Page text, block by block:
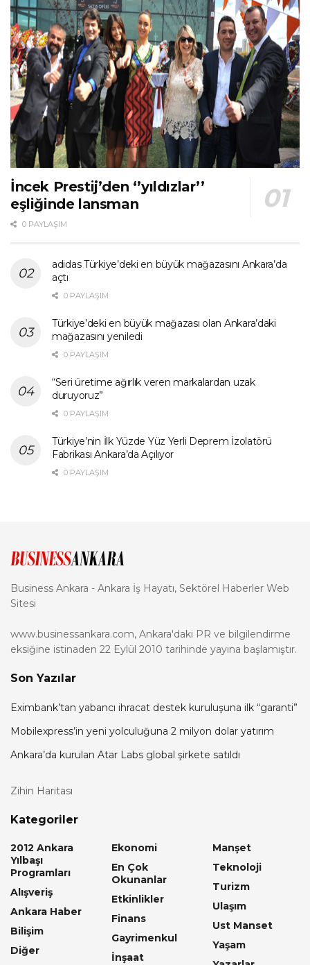
İncek Prestij’den ‘’yıldızlar’’
eşliğinde lansman
0 PAYLAŞIM
adidas Türkiye’deki en büyük mağazasını Ankara’da
açtı
0 PAYLAŞIM
Türkiye’deki en büyük mağazası olan Ankara’daki
mağazasını yeniledi
0 PAYLAŞIM
“Seri üretime ağırlık veren markalardan uzak
duruyoruz”
0 PAYLAŞIM
Türkiye’nin İlk Yüzde Yüz Yerli Deprem İzolatörü
Fabrikası Ankara’da Açılıyor
0 PAYLAŞIM
Business Ankara - Ankara İş Hayatı, Sektörel Haberler Web
Sitesi
www.businessankara.com, Ankara'daki PR ve bilgilendirme
eksiğine istinaden 22 Eylül 2010 tarihinde yayına başlamıştır.
Son Yazılar
Eximbank’tan yabancı ihracat destek kuruluşuna ilk “garanti”
Mobilexpress’in yeni yolculuğuna 2 milyon dolar yatırım
Ankara’da kurulan Atar Labs global şirkete satıldı
Zihin Haritası
Kategoriler
2012 Ankara
Yılbaşı
Programları
Alışveriş
Ankara Haber
Bilişim
Diğer
Ekonomi
En Çok
Okunanlar
Etkinlikler
Finans
Gayrimenkul
İnşaat
Manşet
Teknoloji
Turizm
Ulaşım
Ust Manset
Yaşam